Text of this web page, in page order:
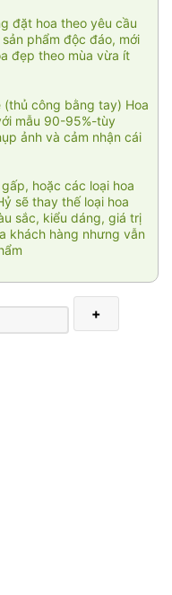
đặt hoa theo yêu cầu
phẩm độc đáo, mới
đẹp theo mùa vừa ít
công bằng tay) Hoa
mẫu 90-95%-tùy
ảnh và cảm nhận cái
hoặc các loại hoa
sẽ thay thế loại hoa
sắc, kiểu dáng, giá trị
khách hàng nhưng vẫn